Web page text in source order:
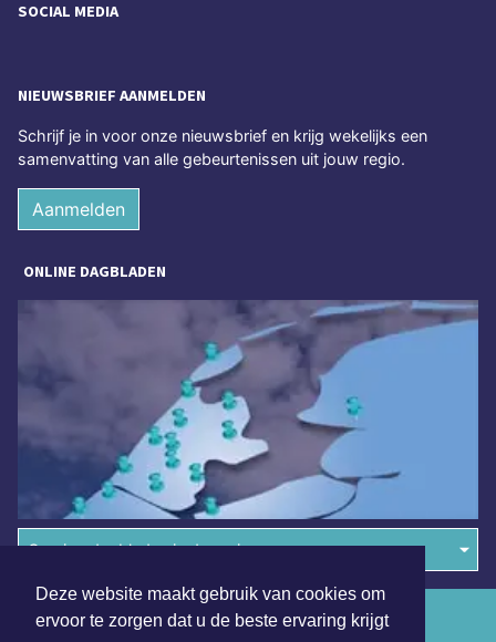
Deze website maakt gebruik van cookies om
ervoor te zorgen dat u de beste ervaring krijgt
SOCIAL MEDIA
NIEUWSBRIEF AANMELDEN
Schrijf je in voor onze nieuwsbrief en krijg wekelijks een
samenvatting van alle gebeurtenissen uit jouw regio.
Aanmelden
ONLINE DAGBLADEN
Overige dagbladen in de regio
Algemene voorwaarden